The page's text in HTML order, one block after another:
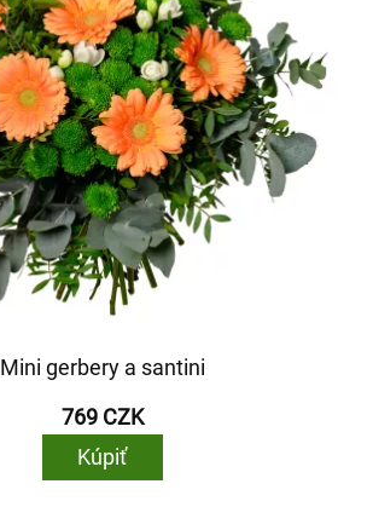
Mini gerbery a santini
769 CZK
Kúpiť